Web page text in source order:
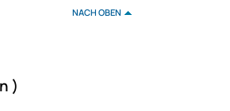
NACH OBEN
)